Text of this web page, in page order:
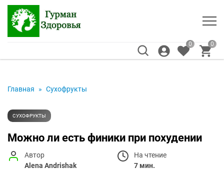
0 0
Главная » Сухофрукты
СУХОФРУКТЫ
Можно ли есть финики при похудении
Автор
Alena Andrishak
На чтение
7 мин.